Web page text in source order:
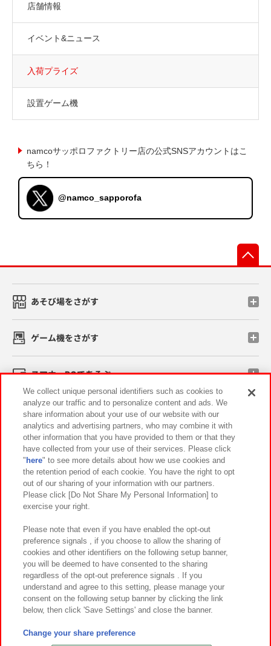
店舗情報
イベント&ニュース
入荷プライズ
設置ゲーム機
namcoサッポロファクトリー店の公式SNSアカウントはこ
ちら！
@namco_sapporofa
あそび場をさがす
ゲーム機をさがす
スマホ・PCであそぶ
イベント・キャンペーン
関連会社 サステナビリティ サイトポリシー
プライバシーポリシー ウェブアクセシビリティ方針と検証結果
お取引先さまとともに
カスタマーハラスメント対応方針 よくあるご質問・お問い合わせ
©Bandai Namco Amusement Inc.
©Bandai Namco Amusement Lab Inc.
We collect unique personal identifiers such as cookies to
analyze our traffic and to personalize content and ads. We
share information about your use of our website with our
analytics and advertising partners, who may combine it with
other information that you have provided to them or that they
have collected from your use of their services. Please click
" here" to see more details about how we use cookies and
the retention period of each cookie. You have the right to opt
out of our sharing of your information with our partners.
Please click [Do Not Share My Personal Information] to
exercise your right.
Please note that even if you have enabled the opt-out
preference signals , if you choose to allow the sharing of
cookies and other identifiers on the following setup banner,
you will be deemed to have consented to the sharing
regardless of the opt-out preference signals . If you
understand and agree to this setting, please manage your
consent on the following setup banner by clicking the link
below, then click 'Save Settings' and close the banner.
Change your share preference